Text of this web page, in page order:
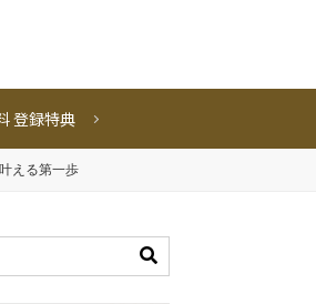
登録特典
える第一歩